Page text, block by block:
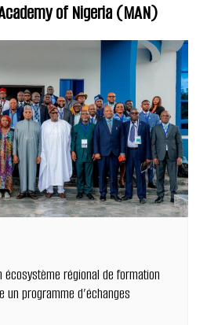
of Nigeria (MAN)
écosystème régional de formation
un programme d’échanges